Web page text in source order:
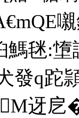
鰢毩:
q跎
迓戹